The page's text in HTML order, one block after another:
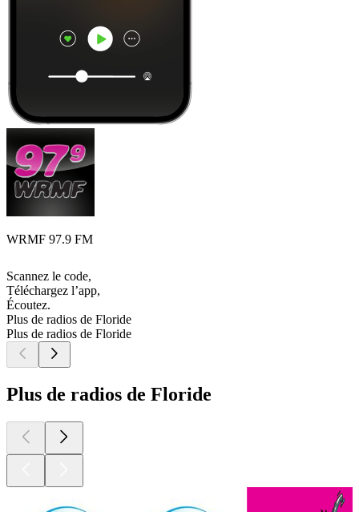
WRMF 97.9 FM
Scannez le code,
Téléchargez l’app,
Écoutez.
Plus de radios de Floride
Plus de radios de Floride
Plus de radios de Floride